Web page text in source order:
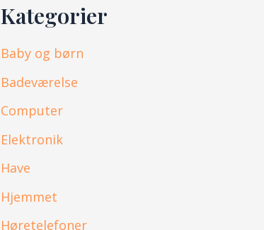
Kategorier
Baby og børn
Badeværelse
Computer
Elektronik
Have
Hjemmet
Høretelefoner